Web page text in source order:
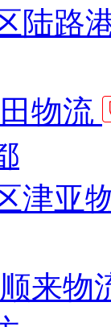
陆路
物流
津亚
来物